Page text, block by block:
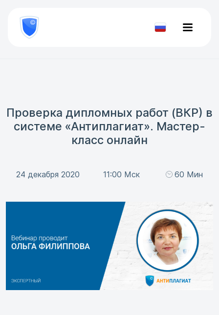
800
777-
81-Проверить
Проверка дипломных работ (ВКР) в
системе «Антиплагиат». Мастер-
класс онлайн
24 декабря 2020 11:00 Мск 60 Мин